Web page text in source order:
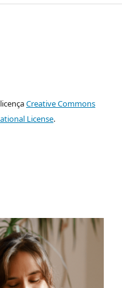
Creative Commons
License.